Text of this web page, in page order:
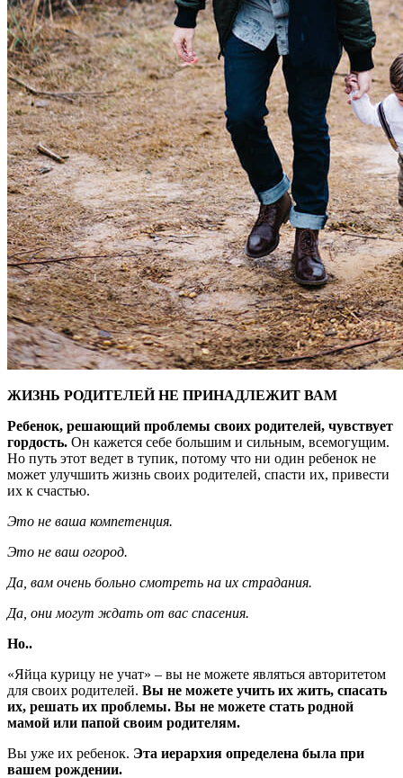
ЖИЗНЬ РОДИТЕЛЕЙ НЕ ПРИНАДЛЕЖИТ ВАМ
Ребенок, решающий проблемы своих родителей, чувствует
гордость. Он кажется себе большим и сильным, всемогущим.
Но путь этот ведет в тупик, потому что ни один ребенок не
может улучшить жизнь своих родителей, спасти их, привести
их к счастью.
Это не ваша компетенция.
Это не ваш огород.
Да, вам очень больно смотреть на их страдания.
Да, они могут ждать от вас спасения.
Но..
«Яйца курицу не учат» – вы не можете являться авторитетом
для своих родителей. Вы не можете учить их жить, спасать
их, решать их проблемы. Вы не можете стать родной
мамой или папой своим родителям.
Вы уже их ребенок. Эта иерархия определена была при
вашем рождении.